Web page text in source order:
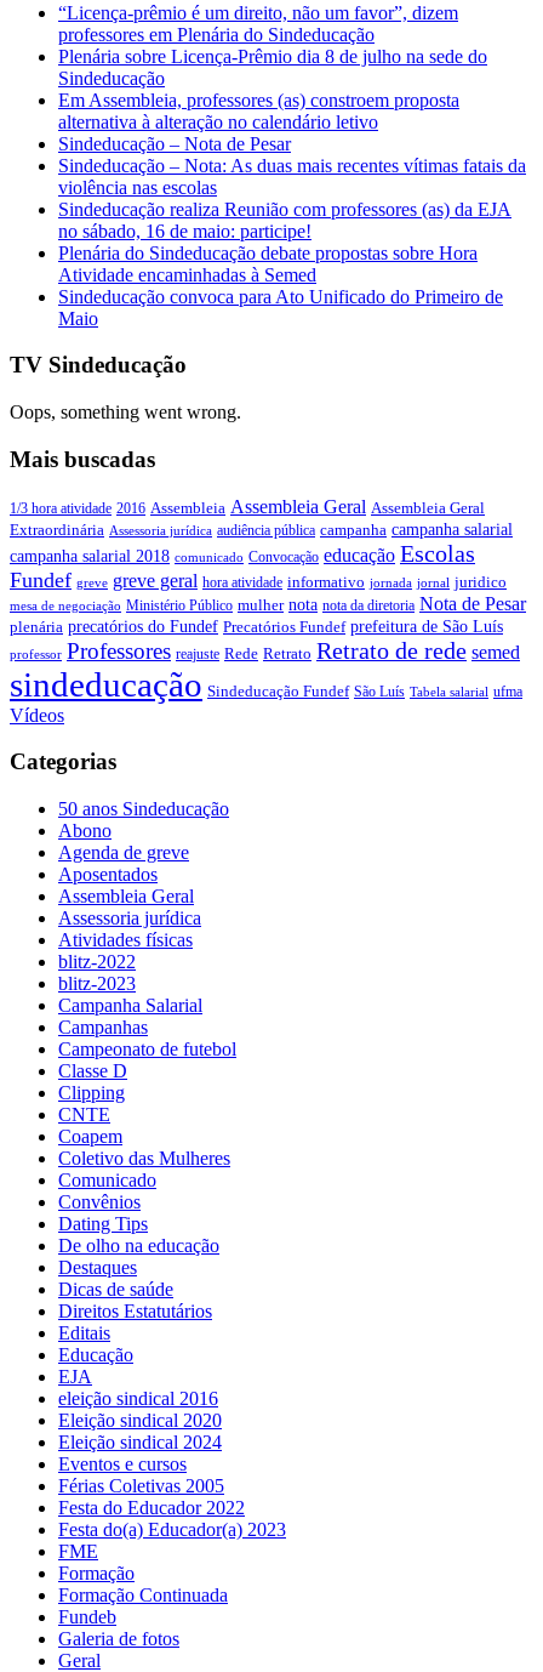
“Licença-prêmio é um direito, não um favor”, dizem
professores em Plenária do Sindeducação
Plenária sobre Licença-Prêmio dia 8 de julho na sede do
Sindeducação
Em Assembleia, professores (as) constroem proposta
alternativa à alteração no calendário letivo
Sindeducação – Nota de Pesar
Sindeducação – Nota: As duas mais recentes vítimas fatais da
violência nas escolas
Sindeducação realiza Reunião com professores (as) da EJA
no sábado, 16 de maio: participe!
Plenária do Sindeducação debate propostas sobre Hora
Atividade encaminhadas à Semed
Sindeducação convoca para Ato Unificado do Primeiro de
Maio
TV Sindeducação
Oops, something went wrong.
Mais buscadas
1/3 hora atividade 2016 Assembleia Assembleia Geral Assembleia Geral
Extraordinária Assessoria jurídica audiência pública campanha campanha salarial
campanha salarial 2018 comunicado Convocação educação Escolas
Fundef greve greve geral hora atividade informativo jornada jornal juridico
mesa de negociação Ministério Público mulher nota nota da diretoria Nota de Pesar
plenária precatórios do Fundef Precatórios Fundef prefeitura de São Luís
professor Professores reajuste Rede Retrato Retrato de rede semed
sindeducação Sindeducação Fundef São Luís Tabela salarial ufma
Vídeos
Categorias
50 anos Sindeducação
Abono
Agenda de greve
Aposentados
Assembleia Geral
Assessoria jurídica
Atividades físicas
blitz-2022
blitz-2023
Campanha Salarial
Campanhas
Campeonato de futebol
Classe D
Clipping
CNTE
Coapem
Coletivo das Mulheres
Comunicado
Convênios
Dating Tips
De olho na educação
Destaques
Dicas de saúde
Direitos Estatutários
Editais
Educação
EJA
eleição sindical 2016
Eleição sindical 2020
Eleição sindical 2024
Eventos e cursos
Férias Coletivas 2005
Festa do Educador 2022
Festa do(a) Educador(a) 2023
FME
Formação
Formação Continuada
Fundeb
Galeria de fotos
Geral